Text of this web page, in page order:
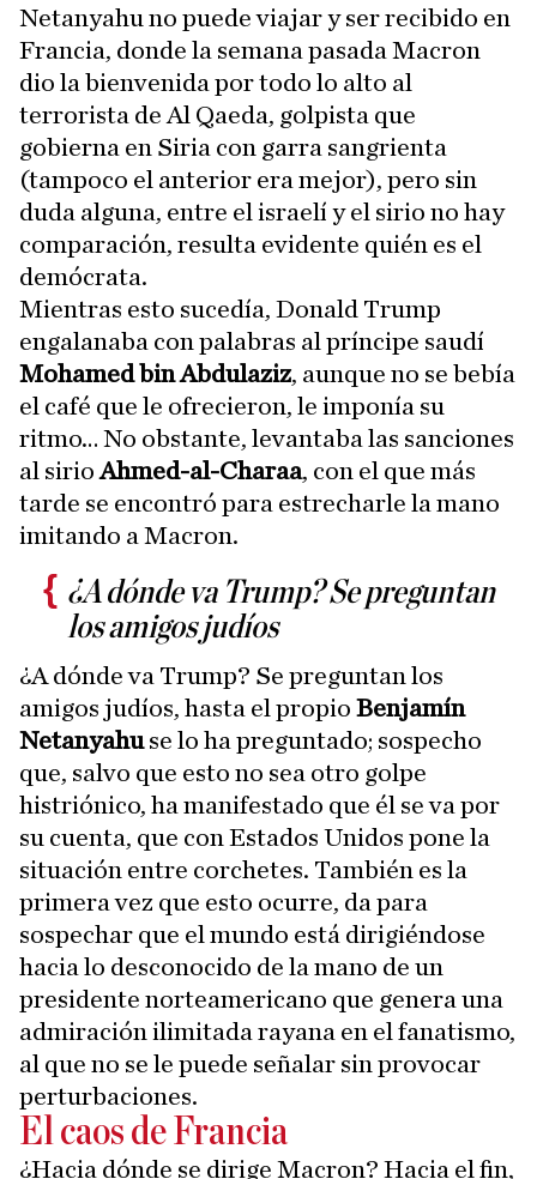
Netanyahu no puede viajar y ser recibido en
Francia, donde la semana pasada Macron
dio la bienvenida por todo lo alto al
terrorista de Al Qaeda, golpista que
gobierna en Siria con garra sangrienta
(tampoco el anterior era mejor), pero sin
duda alguna, entre el israelí y el sirio no hay
comparación, resulta evidente quién es el
demócrata.
Mientras esto sucedía, Donald Trump
engalanaba con palabras al príncipe saudí
Mohamed bin Abdulaziz, aunque no se bebía
el café que le ofrecieron, le imponía su
ritmo… No obstante, levantaba las sanciones
al sirioAhmed-al-Charaa, con el que más
tarde se encontró para estrecharle la mano
imitando a Macron.
¿A dónde va Trump? Se preguntan
los amigos judíos
¿A dónde va Trump? Se preguntan los
amigos judíos, hasta el propio Benjamín
Netanyahuse lo ha preguntado; sospecho
que, salvo que esto no sea otro golpe
histriónico, ha manifestado que él se va por
su cuenta, que con Estados Unidos pone la
situación entre corchetes. También es la
primera vez que esto ocurre, da para
sospechar que el mundo está dirigiéndose
hacia lo desconocido de la mano de un
presidente norteamericano que genera una
admiración ilimitada rayana en el fanatismo,
al que no se le puede señalar sin provocar
perturbaciones.
El caos de Francia
¿Hacia dónde se dirige Macron? Hacia el fin,